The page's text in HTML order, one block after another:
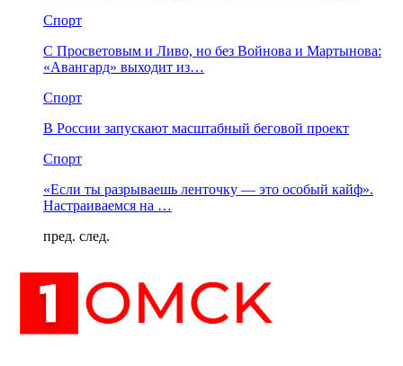
Спорт
С Просветовым и Ливо, но без Войнова и Мартынова:
«Авангард» выходит из…
Спорт
В России запускают масштабный беговой проект
Спорт
«Если ты разрываешь ленточку — это особый кайф».
Настраиваемся на …
пред. след.